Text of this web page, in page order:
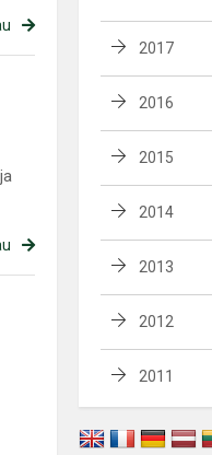
2017
2016
2015
2014
2013
2012
2011